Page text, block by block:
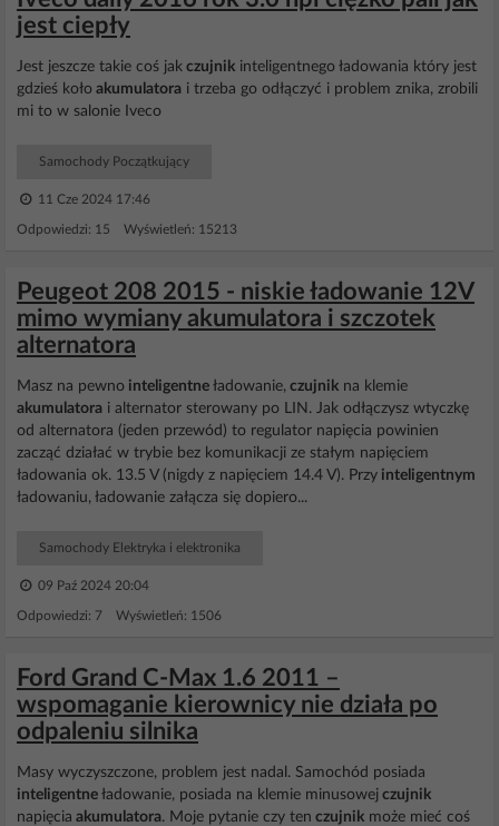
jest ciepły
Jest jeszcze takie coś jak czujnik inteligentnego ładowania który jest
gdzieś koło akumulatora i trzeba go odłączyć i problem znika, zrobili
mi to w salonie Iveco
Samochody Początkujący
11 Cze 2024 17:46
Odpowiedzi: 15 Wyświetleń: 15213
Peugeot 208 2015 - niskie ładowanie 12V
mimo wymiany akumulatora i szczotek
alternatora
Masz na pewno inteligentne ładowanie, czujnik na klemie
akumulatora i alternator sterowany po LIN. Jak odłączysz wtyczkę
od alternatora (jeden przewód) to regulator napięcia powinien
zacząć działać w trybie bez komunikacji ze stałym napięciem
ładowania ok. 13.5 V (nigdy z napięciem 14.4 V). Przy inteligentnym
ładowaniu, ładowanie załącza się dopiero...
Samochody Elektryka i elektronika
09 Paź 2024 20:04
Odpowiedzi: 7 Wyświetleń: 1506
Ford Grand C-Max 1.6 2011 –
wspomaganie kierownicy nie działa po
odpaleniu silnika
Masy wyczyszczone, problem jest nadal. Samochód posiada
inteligentne ładowanie, posiada na klemie minusowej czujnik
napięcia akumulatora. Moje pytanie czy ten czujnik może mieć coś